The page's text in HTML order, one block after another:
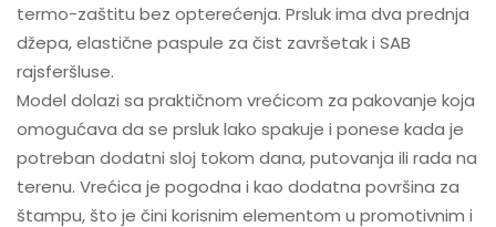
termo-zaštitu bez opterećenja. Prsluk ima dva prednja
džepa, elastične paspule za čist završetak i SAB
rajsferšluse.
Model dolazi sa praktičnom vrećicom za pakovanje koja
omogućava da se prsluk lako spakuje i ponese kada je
potreban dodatni sloj tokom dana, putovanja ili rada na
terenu. Vrećica je pogodna i kao dodatna površina za
štampu, što je čini korisnim elementom u promotivnim i